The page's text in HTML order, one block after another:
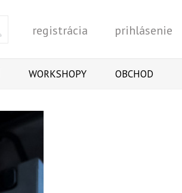
Vyhľadať
registrácia prihlásenie
WORKSHOPY OBCHOD